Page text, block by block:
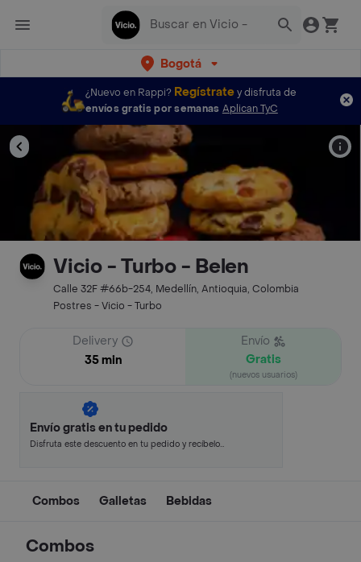
Bogotá
¿Nuevo en Rappi? Regístratey disfruta de
envíos gratis por semanas Aplican TyC
Vicio - Turbo - Belen
Calle 32F #66b-254, Medellín, Antioquia, Colombia
Postres - Vicio - Turbo
Delivery
35 min
Envío
Gratis
(nuevos usuarios)
Envío gratis en tu pedido
Disfruta este descuento en tu pedido y recíbelo
Combos Galletas Bebidas
Combos